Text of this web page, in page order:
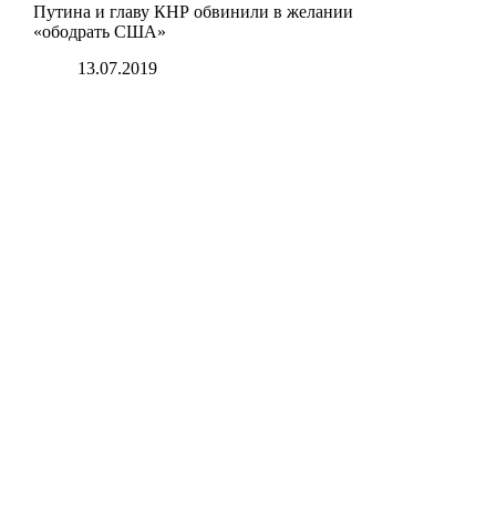
Путина и главу КНР обвинили в желании
«ободрать США»
13.07.2019